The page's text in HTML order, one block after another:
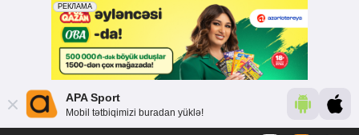
APA Sport
Mobil tətbiqimizi buradan yüklə!